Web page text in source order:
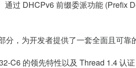
通过 DHCPv6 前缀委派功能 (Prefix
分，为开发者提供了一套全面且可靠
C6 的领先特性以及 Thread 1.4 认